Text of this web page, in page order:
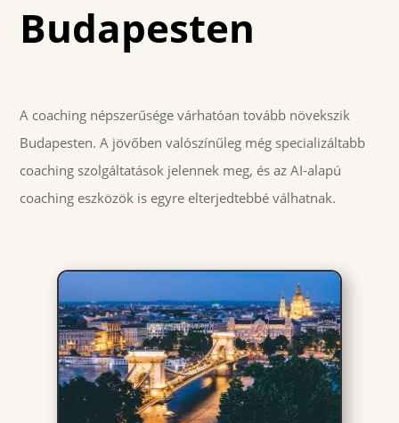
Budapesten
A coaching népszerűsége várhatóan tovább növekszik
Budapesten. A jövőben valószínűleg még specializáltabb
coaching szolgáltatások jelennek meg, és az AI-alapú
coaching eszközök is egyre elterjedtebbé válhatnak.